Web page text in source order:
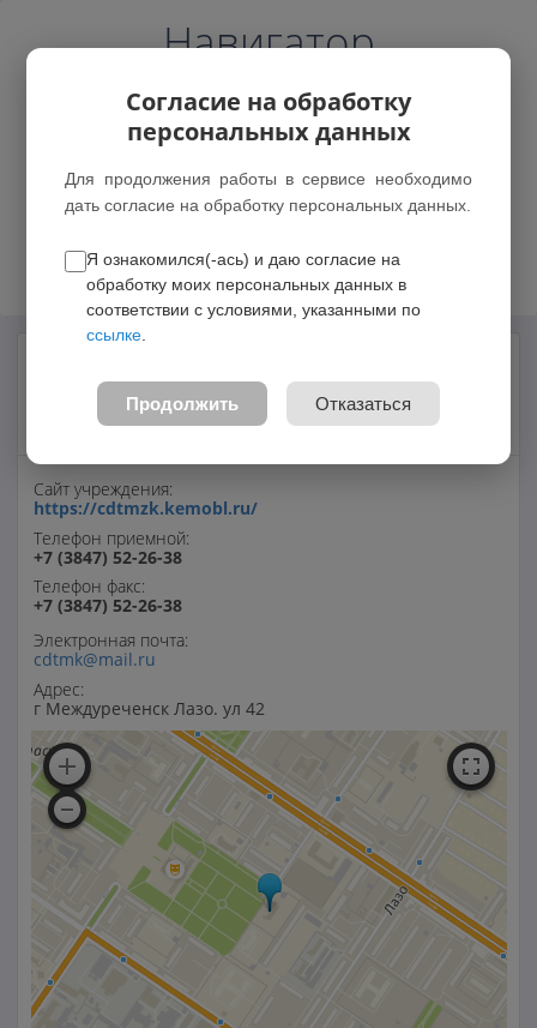
Навигатор
дополнительного образования «Центр
детского творчества»
Сайт учреждения:
https://cdtmzk.kemobl.ru/
Телефон приемной:
+7 (3847) 52-26-38
Телефон факс:
+7 (3847) 52-26-38
Электронная почта:
cdtmk@mail.ru
Адрес:
г Междуреченск Лазо. ул 42
Согласие на обработку
персональных данных
Для продолжения работы в сервисе необходимо
дать согласие на обработку персональных данных.
Я ознакомился(-ась) и даю согласие на
обработку моих персональных данных в
соответствии с условиями, указанными по
ссылке
Продолжить Отказаться